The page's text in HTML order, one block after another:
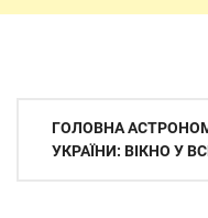
Навігація
записів
ГОЛОВНА
УКРАЇНИ: ВІКНО У